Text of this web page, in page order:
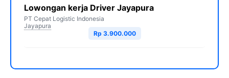
Lowongan kerja Driver Jayapura
PT Cepat Logistic Indonesia
Jayapura
Rp 3.900.000